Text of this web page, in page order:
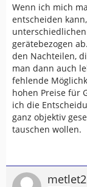
Wenn ich mich
entscheiden
gerätebezogen
den Nachteilen,
man dann auch
fehlende
hohen Preise für
ich die
ganz objektiv
tauschen wollen.
metlet2